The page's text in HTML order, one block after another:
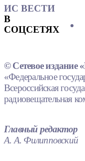
ИС ВЕСТИ
В
СОЦСЕТЯХ
© Сетевое издание
«Федеральное
Всероссийская
радиовещательная
Главный редактор
А. А. Филипповский